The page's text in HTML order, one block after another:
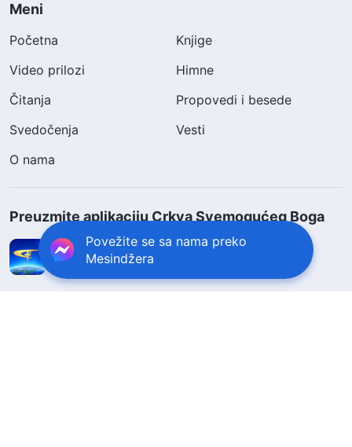
Meni
Početna
Knjige
Video prilozi
Himne
Čitanja
Propovedi i besede
Svedočenja
Vesti
O nama
Preuzmite aplikaciju Crkva Svemogućeg Boga
Povežite se sa nama preko
Mesindžera